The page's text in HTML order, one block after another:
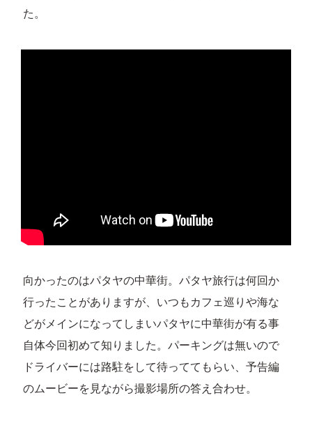
た。
向かったのはパタヤの中華街。パタヤ旅行は何回か
行ったことがありますが、いつもカフェ巡りや海な
どがメインになってしまいパタヤに中華街が有る事
自体今回初めて知りました。パーキングは無いので
ドライバーには路駐をして待っててもらい、予告編
のムービーを見ながら撮影場所の答え合わせ。